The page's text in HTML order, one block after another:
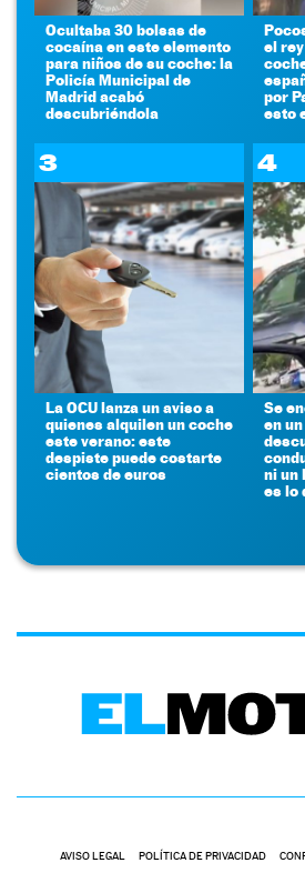
Ocultaba 30 bolsas de
cocaína en este elemento
para niños de su coche: la
Policía Municipal de
Madrid acabó
descubriéndola
el
por
esto
3
La OCU lanza un aviso a
quienes alquilen un coche
este verano: este
despiste puede costarte
cientos de euros
4
Se
en
ni un
es lo
AVISO LEGAL POLÍTICA DE PRIVACIDAD